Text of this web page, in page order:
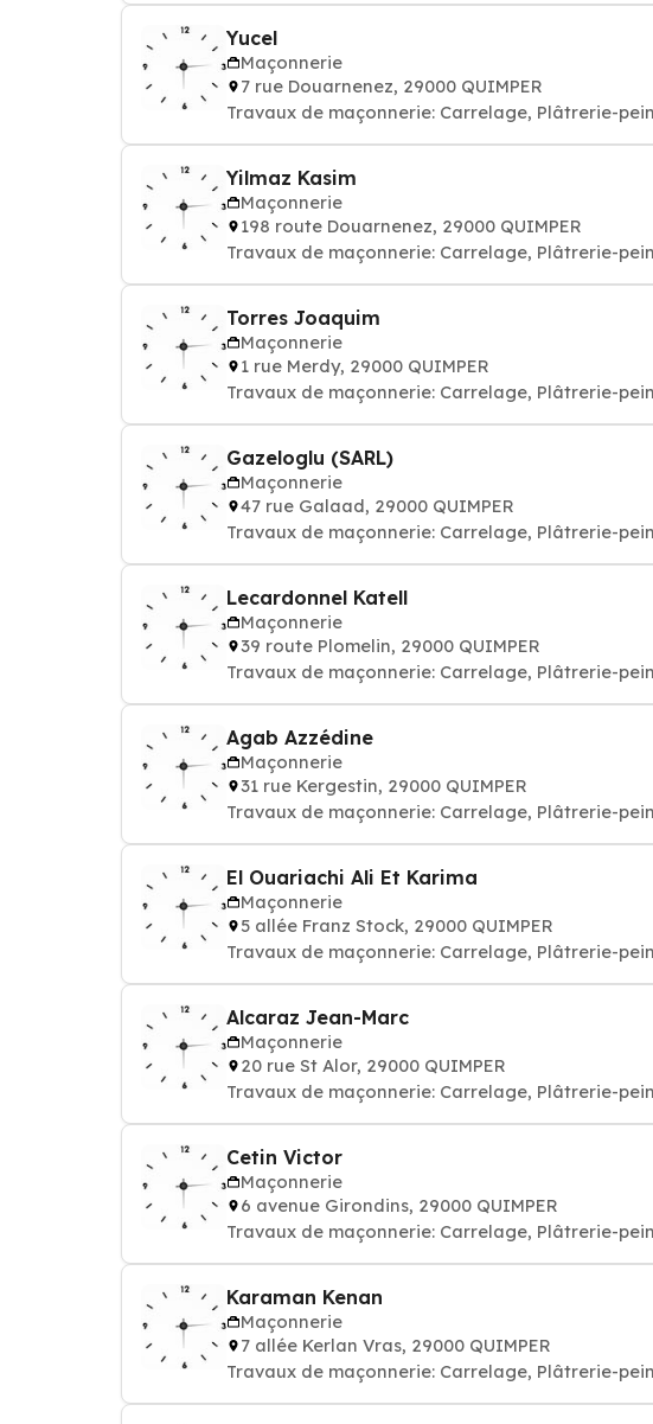
Yucel
Maçonnerie
7 rue Douarnenez, 29000 QUIMPER
Travaux de maçonnerie: Carrelage, Plâtrerie-
Yilmaz Kasim
Maçonnerie
198 route Douarnenez, 29000 QUIMPER
Travaux de maçonnerie: Carrelage, Plâtrerie-
Torres Joaquim
Maçonnerie
1 rue Merdy, 29000 QUIMPER
Travaux de maçonnerie: Carrelage, Plâtrerie-
Gazeloglu (SARL)
Maçonnerie
47 rue Galaad, 29000 QUIMPER
Travaux de maçonnerie: Carrelage, Plâtrerie-
Lecardonnel Katell
Maçonnerie
39 route Plomelin, 29000 QUIMPER
Travaux de maçonnerie: Carrelage, Plâtrerie-
Agab Azzédine
Maçonnerie
31 rue Kergestin, 29000 QUIMPER
Travaux de maçonnerie: Carrelage, Plâtrerie-
El Ouariachi Ali Et Karima
Maçonnerie
5 allée Franz Stock, 29000 QUIMPER
Travaux de maçonnerie: Carrelage, Plâtrerie-
Alcaraz Jean-Marc
Maçonnerie
20 rue St Alor, 29000 QUIMPER
Travaux de maçonnerie: Carrelage, Plâtrerie-
Cetin Victor
Maçonnerie
6 avenue Girondins, 29000 QUIMPER
Travaux de maçonnerie: Carrelage, Plâtrerie-
Karaman Kenan
Maçonnerie
7 allée Kerlan Vras, 29000 QUIMPER
Travaux de maçonnerie: Carrelage, Plâtrerie-